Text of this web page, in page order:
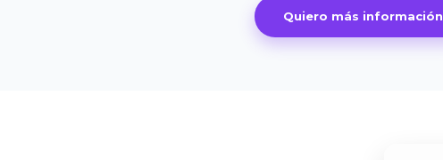
Quiero más información